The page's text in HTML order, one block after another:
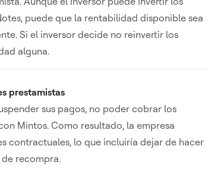
puede que la rentabilidad disponible sea
Si el inversor decide no reinvertir los
alguna.
prestamistas
sus pagos, no poder cobrar los
Mintos. Como resultado, la empresa
contractuales, lo que incluiría dejar de hacer
recompra.